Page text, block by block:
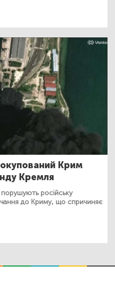
Крим
Кремля
порушують російську
до Криму, що спричиняє